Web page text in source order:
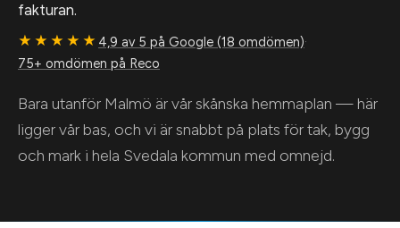
fakturan.
★★★★★ 4,9 av 5 på Google (18 omdömen)·
75+ omdömen på Reco
Bara utanför Malmö är vår skånska hemmaplan — här
ligger vår bas, och vi är snabbt på plats för tak, bygg
och mark i hela Svedala kommun med omnejd.